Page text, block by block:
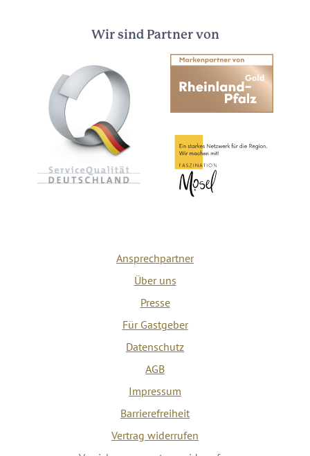
Wir sind Partner von
Ansprechpartner
Über uns
Presse
Für Gastgeber
Datenschutz
AGB
Impressum
Barrierefreiheit
Vertrag widerrufen